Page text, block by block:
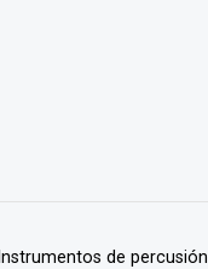
Instrumentos de